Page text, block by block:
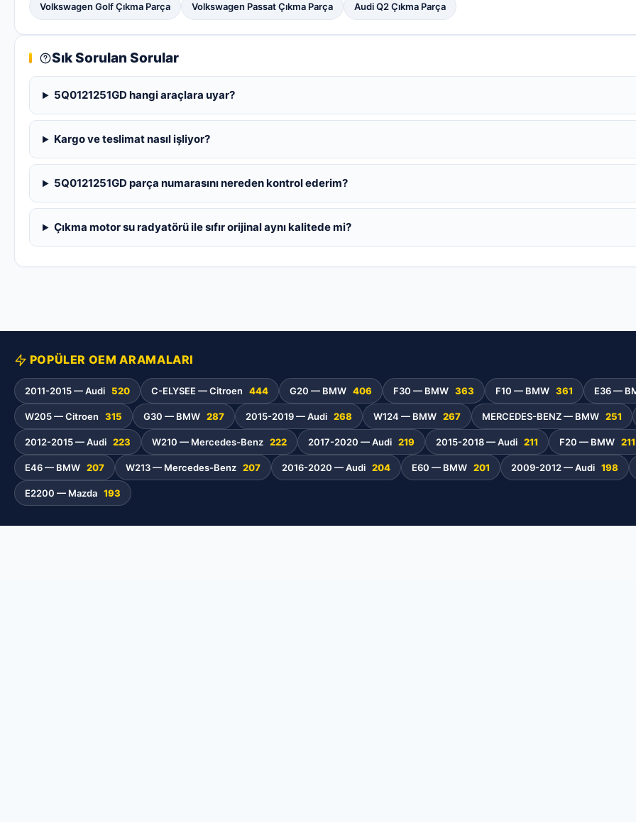
Volkswagen Golf Çıkma Parça Volkswagen Passat Çıkma Parça Audi Q2 Çıkma Parça
Sık Sorulan Sorular
5Q0121251GD hangi araçlara uyar?
Kargo ve teslimat nasıl işliyor?
5Q0121251GD parça numarasını nereden kontrol ederim?
Çıkma motor su radyatörü ile sıfır orijinal aynı kalitede mi?
POPÜLER OEM ARAMALARI
2011-2015 — Audi 520 C-ELYSEE — Citroen 444 G20 — BMW 406 F30 — BMW 363 F10 — BMW 361 E36 —
W205 — Citroen 315 G30 — BMW 287 2015-2019 — Audi 268 W124 — BMW 267 MERCEDES-BENZ — BMW 251
2012-2015 — Audi 223 W210 — Mercedes-Benz 222 2017-2020 — Audi 219 2015-2018 — Audi 211 F20 — BMW 211
E46 — BMW 207 W213 — Mercedes-Benz 207 2016-2020 — Audi 204 E60 — BMW 201 2009-2012 — Audi 198
E2200 — Mazda 193